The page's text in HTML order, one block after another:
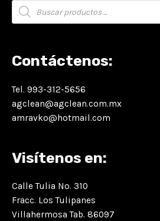
Búsqueda
de
productos
Contáctenos:
Tel. 993-312-5656
agclean@agclean.com.mx
amravko@hotmail.com
Visítenos en:
Calle Tulia No. 310
Fracc. Los Tulipanes
Villahermosa Tab. 86097